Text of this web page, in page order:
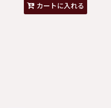
カートに入れる